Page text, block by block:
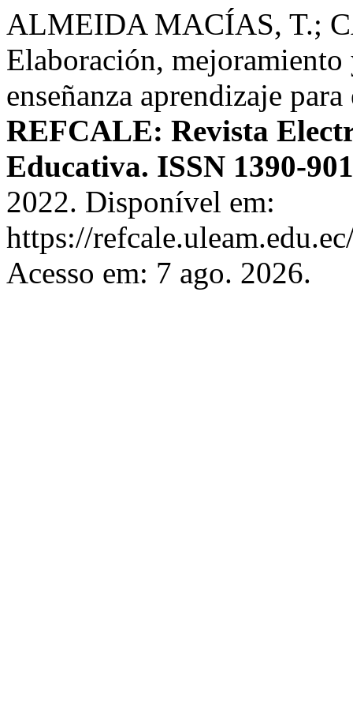
ALMEIDA MACÍAS, T.;
Elaboración,
enseñanza aprendizaje
REFCALE: Revista
Educativa. ISSN 1390-
2022. Disponível em:
https://
Acesso em: 7 ago. 2026.